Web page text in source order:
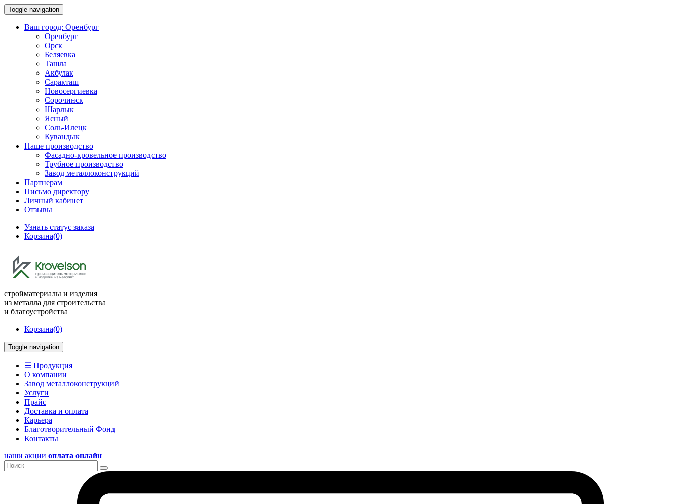
Toggle navigation
Ваш город: Оренбург
Оренбург
Орск
Беляевка
Ташла
Акбулак
Саракташ
Новосергиевка
Сорочинск
Шарлык
Ясный
Соль-Илецк
Кувандык
Наше производство
Фасадно-кровельное производство
Трубное производство
Завод металлоконструкций
Партнерам
Письмо директору
Личный кабинет
Отзывы
Узнать статус заказа
Корзина(0)
стройматериалы и изделия
из металла для строительства
и благоустройства
Корзина(0)
Toggle navigation
☰ Продукция
О компании
Завод металлоконструкций
Услуги
Прайс
Доставка и оплата
Карьера
Благотворительный Фонд
Контакты
наши акции оплата онлайн